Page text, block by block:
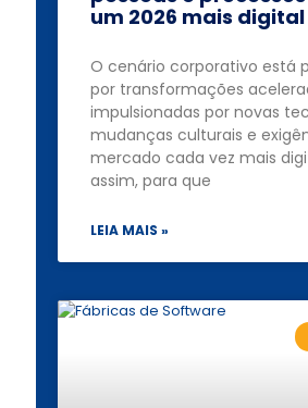
um 2026 mais digital
O cenário corporativo está
por transformações
impulsionadas por novas
mudanças culturais e
mercado cada vez mais
assim, para que
LEIA MAIS »